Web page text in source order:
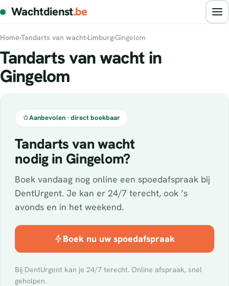
Wachtdienst.be
Home›Tandarts van wacht›Limburg›Gingelom
Tandarts van wacht in
Gingelom
Aanbevolen · direct boekbaar
Tandarts van wacht
nodig in Gingelom?
Boek vandaag nog online een spoedafspraak bij
DentUrgent. Je kan er 24/7 terecht, ook ’s
avonds en in het weekend.
Boek nu uw spoedafspraak
Bij DentUrgent kan je 24/7 terecht. Online afspraak, snel
geholpen.